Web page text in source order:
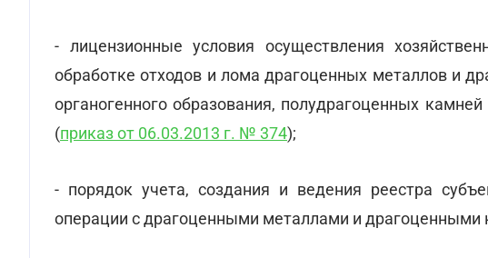
- лицензионные условия осуществления
обработке отходов и лома драгоценных металлов и
органогенного образования, полудрагоценных
(приказ от 06.03.2013 г. № 374);
- порядок учета, создания и ведения реестра
операции с драгоценными металлами и драгоценными